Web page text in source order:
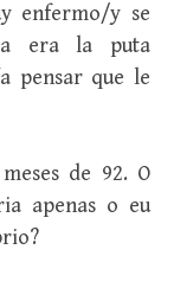
enfermo/y se
era la puta
pensar que le
de 92. O
apenas o eu